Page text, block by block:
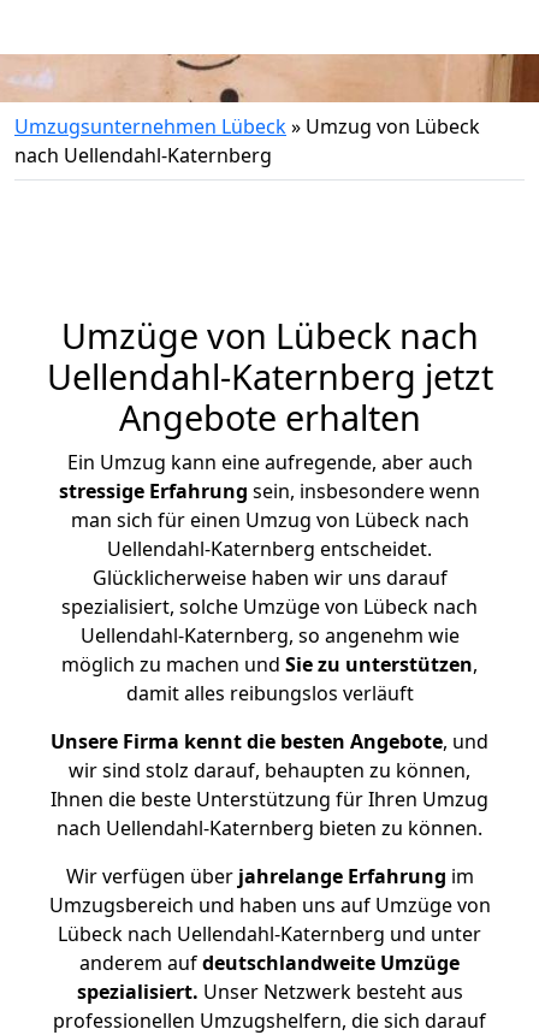
Umzugsunternehmen Lübeck» Umzug von Lübeck
nach Uellendahl-Katernberg
Umzüge von Lübeck nach
Uellendahl-Katernberg jetzt
Angebote erhalten
Ein Umzug kann eine aufregende, aber auch
stressige Erfahrung sein, insbesondere wenn
man sich für einen Umzug von Lübeck nach
Uellendahl-Katernberg entscheidet.
Glücklicherweise haben wir uns darauf
spezialisiert, solche Umzüge von Lübeck nach
Uellendahl-Katernberg, so angenehm wie
möglich zu machen und Sie zu unterstützen,
damit alles reibungslos verläuft
Unsere Firma kennt die besten Angebote, und
wir sind stolz darauf, behaupten zu können,
Ihnen die beste Unterstützung für Ihren Umzug
nach Uellendahl-Katernberg bieten zu können.
Wir verfügen überjahrelange Erfahrung im
Umzugsbereich und haben uns auf Umzüge von
Lübeck nach Uellendahl-Katernberg und unter
anderem aufdeutschlandweite Umzüge
spezialisiert. Unser Netzwerk besteht aus
professionellen Umzugshelfern, die sich darauf